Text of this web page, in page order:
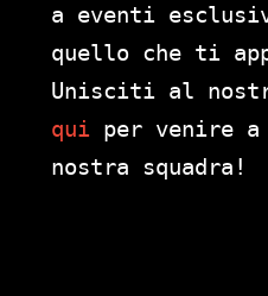
a eventi
quello che ti
Unisciti al
qui per venire
nostra squadra!